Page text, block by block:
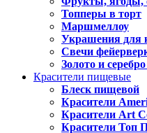
Топперы в торт
Маршмеллоу
Украшения для
Свечи
Золото и
Красители пищевые
Блеск пищевой
Красители
Красители Art
Красители Топ